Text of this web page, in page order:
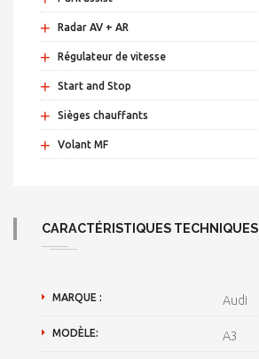
+ Radar AV + AR
+ Régulateur de vitesse
+ Start and Stop
+ Sièges chauffants
+ Volant MF
CARACTÉRISTIQUES TECHNIQUES
MARQUE : Audi
MODÈLE: A3